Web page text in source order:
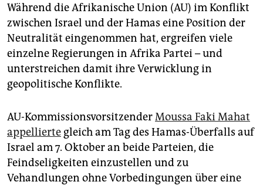
unterstützen
abo
genossenschaft
epaper login
Während die Afrikanische Union (AU) im Konflikt
zwischen Israel und der Hamas eine Position der
Neutralität eingenommen hat, ergreifen viele
einzelne Regierungen in Afrika Partei – und
unterstreichen damit ihre Verwicklung in
geopolitische Konflikte.
AU-KommissionsvorsitzenderMoussa Faki Mahat
appellierte gleich am Tag des Hamas-Überfalls auf
Israel am 7. Oktober an beide Parteien, die
Feindseligkeiten einzustellen und zu
Vehandlungen ohne Vorbedingungen über eine